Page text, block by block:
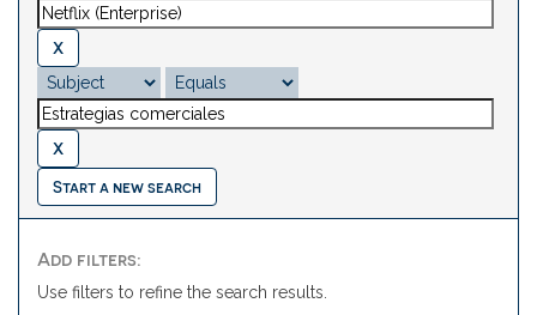
Start a new search
Add filters:
Use filters to refine the search results.